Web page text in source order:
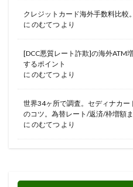
クレジットカード海外手数料比較
に のむてつ より
[DCC悪質レート詐欺]の海外ATM
するポイント
に のむてつ より
世界34ヶ所で調査。セディナカ
のコツ。為替レート/返済/枠増額
に のむてつ より